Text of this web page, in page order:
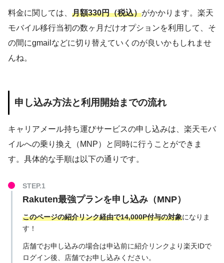
料金に関しては、 月額330円（税込）がかかります。楽天
モバイル移行当初の数ヶ月だけオプションを利用して、そ
の間にgmailなどに切り替えていくのが良いかもしれませ
んね。
申し込み方法と利用開始までの流れ
キャリアメール持ち運びサービスの申し込みは、楽天モバ
イルへの乗り換え（MNP）と同時に行うことができま
す。具体的な手順は以下の通りです。
Rakuten最強プランを申し込み（MNP）
このページの紹介リンク経由で14,000P付与の対象になりま
す！
店舗でお申し込みの場合は申込前に紹介リンクより楽天IDで
ログイン後、店舗でお申し込みください。